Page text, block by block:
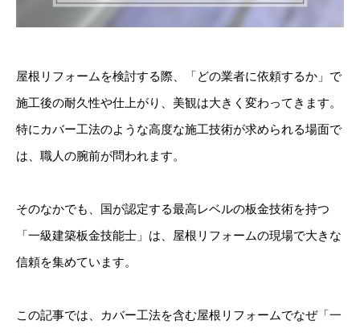
屋根リフォームを検討する際、「どの業者に依頼するか」で
施工後の耐久性や仕上がり、美観は大きく変わってきます。
特にカバー工法のような高度な施工技術が求められる場面で
は、職人の腕前が問われます。
そのなかでも、国が認定する最高レベルの板金技術を持つ
「一級建築板金技能士」は、屋根リフォームの現場で大きな
信頼を集めています。
この記事では、カバー工法を含む屋根リフォームでなぜ「一